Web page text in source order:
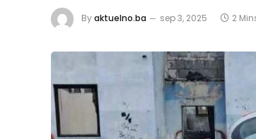
Byaktuelno.ba sep 3, 2025 2